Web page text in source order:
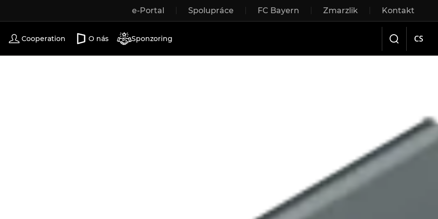
e-Portal Spolupráce FC Bayern Zmarzlik Kontakt
Exterior doors Terrace doors Sliding doors
Cooperation O nás Sponzoring CS